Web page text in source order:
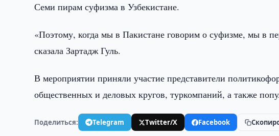
Семи пирам суфизма в Узбекистане.
«Поэтому, когда мы в Пакистане говорим о суфизме, мы в
сказала Зартадж Гуль.
В мероприятии приняли участие представители
общественных и деловых кругов, туркомпаний, а также
Поделиться: Telegram Twitter/X Facebook